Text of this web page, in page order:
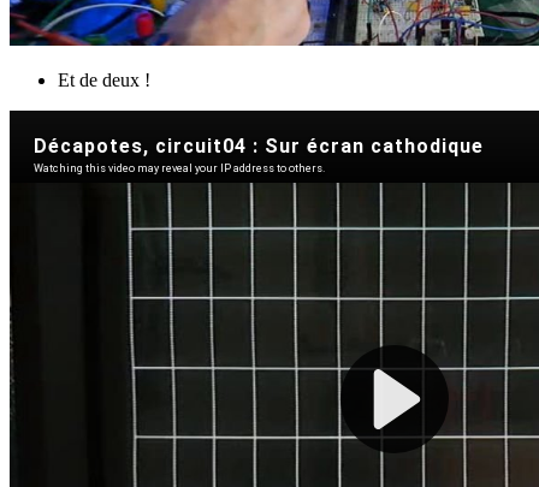
Et de deux !